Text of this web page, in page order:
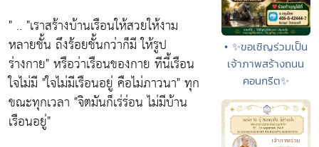
" .. "เราสร้างบ้านเรือนให้สวยให้งาม
หลายชั้น ถึงร้อยชั้นกว่าก็มี ให้รูป
ร่างกาย"หรือว่าเรือนของกาย ทีนี้เรือน
ใจไม่มี "ใจไม่มีเรือนอยู่ คือไม่ภาวนา"ทุก
ขณะทุกเวลา "จิตมันก็เร่ร่อน ไม่มีบ้าน
เรือนอยู่"
• ✨ขอเชิญร่วมเป็น
เจ้าภาพสร้างถนน
คอนกรีต✨